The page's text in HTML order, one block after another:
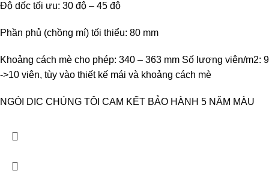
Độ dốc tối ưu: 30 độ – 45 độ
Phần phủ (chồng mí) tối thiểu: 80 mm
Khoảng cách mè cho phép: 340 – 363 mm Số lượng viên/m2: 9
->10 viên, tùy vào thiết kế mái và khoảng cách mè
NGÓI DIC CHÚNG TÔI CAM KẾT BẢO HÀNH 5 NĂM MÀU